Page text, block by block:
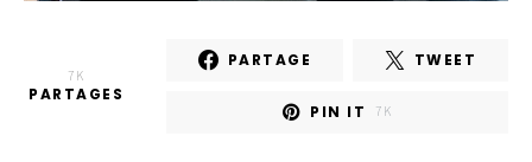
7K
PARTAGES
PARTAGE TWEET
PIN IT 7K